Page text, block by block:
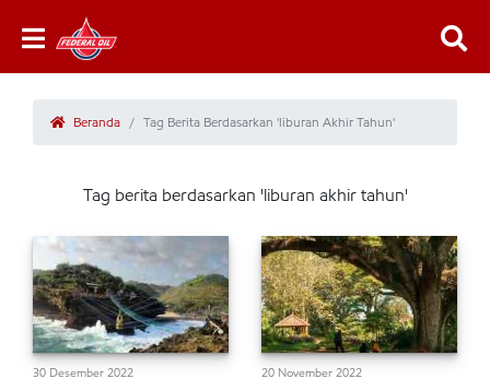
Beranda Tag Berita Berdasarkan 'liburan Akhir Tahun'
Tag berita berdasarkan 'liburan akhir tahun'
30 Desember 2022 20 November 2022